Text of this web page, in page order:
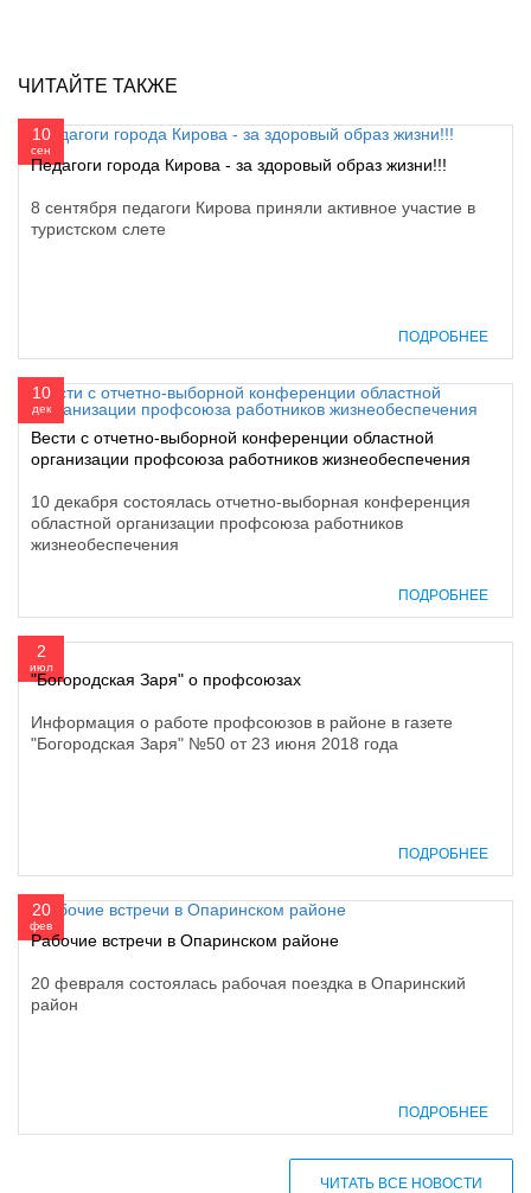
ЧИТАЙТЕ ТАКЖЕ
10
сен
Педагоги города Кирова - за здоровый образ жизни!!!
8 сентября педагоги Кирова приняли активное участие в
туристском слете
ПОДРОБНЕЕ
10
дек
Вести с отчетно-выборной конференции областной
организации профсоюза работников жизнеобеспечения
10 декабря состоялась отчетно-выборная конференция
областной организации профсоюза работников
жизнеобеспечения
ПОДРОБНЕЕ
2
июл
"Богородская Заря" о профсоюзах
Информация о работе профсоюзов в районе в газете
"Богородская Заря" №50 от 23 июня 2018 года
ПОДРОБНЕЕ
20
фев
Рабочие встречи в Опаринском районе
20 февраля состоялась рабочая поездка в Опаринский
район
ПОДРОБНЕЕ
ЧИТАТЬ ВСЕ НОВОСТИ